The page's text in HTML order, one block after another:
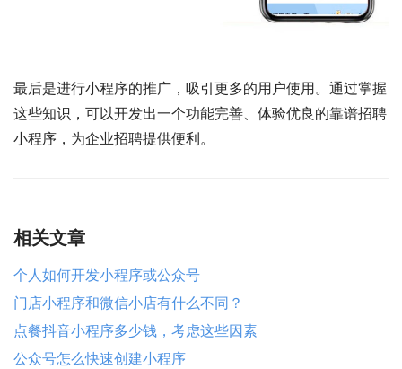
最后是进行小程序的推广，吸引更多的用户使用。通过掌握
这些知识，可以开发出一个功能完善、体验优良的靠谱招聘
小程序，为企业招聘提供便利。
相关文章
个人如何开发小程序或公众号
门店小程序和微信小店有什么不同？
点餐抖音小程序多少钱，考虑这些因素
公众号怎么快速创建小程序